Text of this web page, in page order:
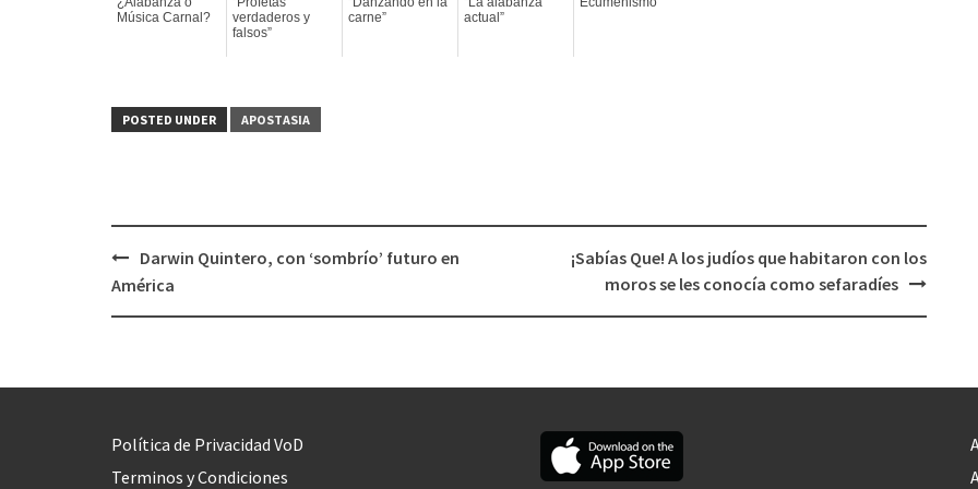
Música Carnal?
verdaderos y
falsos”
carne”
actual”
POSTED UNDER APOSTASIA
Post
Darwin Quintero, con ‘sombrío’ futuro en
América
¡Sabías Que! A los judíos que habitaron con los
moros se les conocía como sefaradíes
Política de Privacidad VoD
Terminos y Condiciones